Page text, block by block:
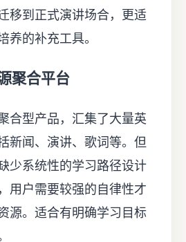
移到正式演讲场合，更适
养的补充工具。
聚合平台
合型产品，汇集了大量英
新闻、演讲、歌词等。但
少系统性的学习路径设计
用户需要较强的自律性才
源。适合有明确学习目标